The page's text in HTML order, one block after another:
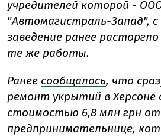
учредителей которой -
"Автомагистраль-Запад",
заведение ранее
те же работы.
Ранее сообщалось, что
ремонт укрытий в Херсоне
стоимостью 6,8 млн грн
предпринимательнице,